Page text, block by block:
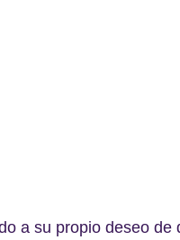
a su propio deseo